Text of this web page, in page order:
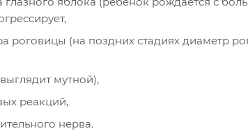
роговицы (на поздних стадиях диаметр
мутной),
реакций,
нерва.